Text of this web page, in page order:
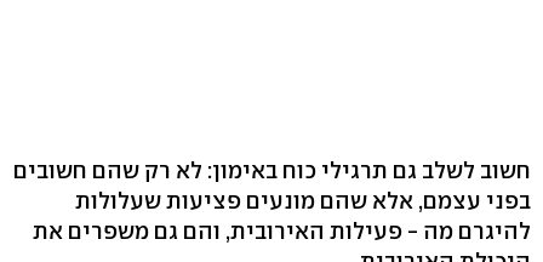
חשוב לשלב גם תרגילי כוח באימון: לא רק שהם חשובים
בפני עצמם, אלא שהם מונעים פציעות שעלולות
להיגרם מה - פעילות האירובית, והם גם משפרים את